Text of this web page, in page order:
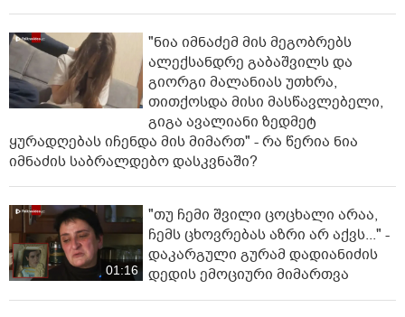
"ნია იმნაძემ მის მეგობრებს
ალექსანდრე გაბაშვილს და
გიორგი მალანიას უთხრა,
თითქოსდა მისი მასწავლებელი,
გიგა ავალიანი ზედმეტ
ყურადღებას იჩენდა მის მიმართ" - რა წერია ნია
იმნაძის საბრალდებო დასკვნაში?
01:16
"თუ ჩემი შვილი ცოცხალი არაა,
ჩემს ცხოვრებას აზრი არ აქვს..." -
დაკარგული გურამ დადიანიძის
დედის ემოციური მიმართვა